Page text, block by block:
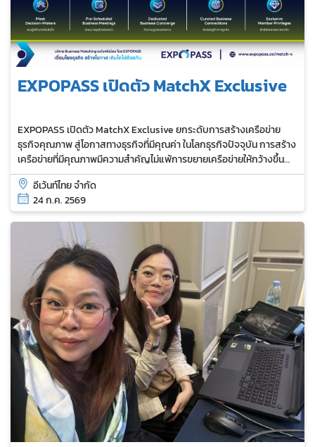
EXPOPASS เปิดตัว MatchX Exclusive
EXPOPASS เปิดตัว MatchX Exclusive ยกระดับการสร้างเครือข่าย
ธุรกิจคุณภาพ สู่โอกาสทางธุรกิจที่มีคุณค่า ในโลกธุรกิจปัจจุบัน การสร้าง
เครือข่ายที่มีคุณภาพมีความสำคัญไม่แพ้การขยายเครือข่ายให้กว้างขึ้น
เพราะ การเชื่อมต่อที่ใช่ สามารถนำไปสู่โอกาสทางธุรกิจที่มีคุณค่ามากกว่า
การพบปะจำนวนมาก...
อีเว้นท์ไทย จำกัด
24 ก.ค. 2569